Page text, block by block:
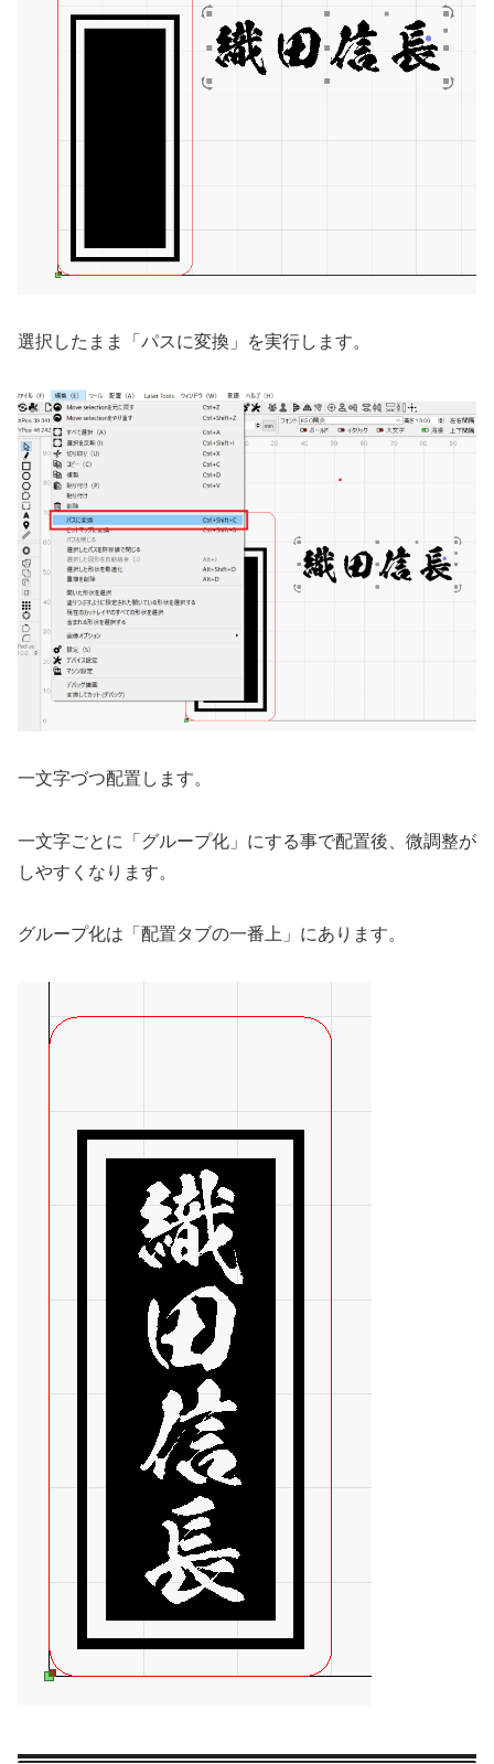
選択したまま「パスに変換」を実行します。
一文字づつ配置します。
一文字ごとに「グループ化」にする事で配置後、微調整が
しやすくなります。
グループ化は「配置タブの一番上」にあります。